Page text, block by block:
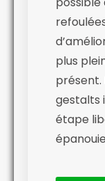
plus
présent.
gestalts
étape